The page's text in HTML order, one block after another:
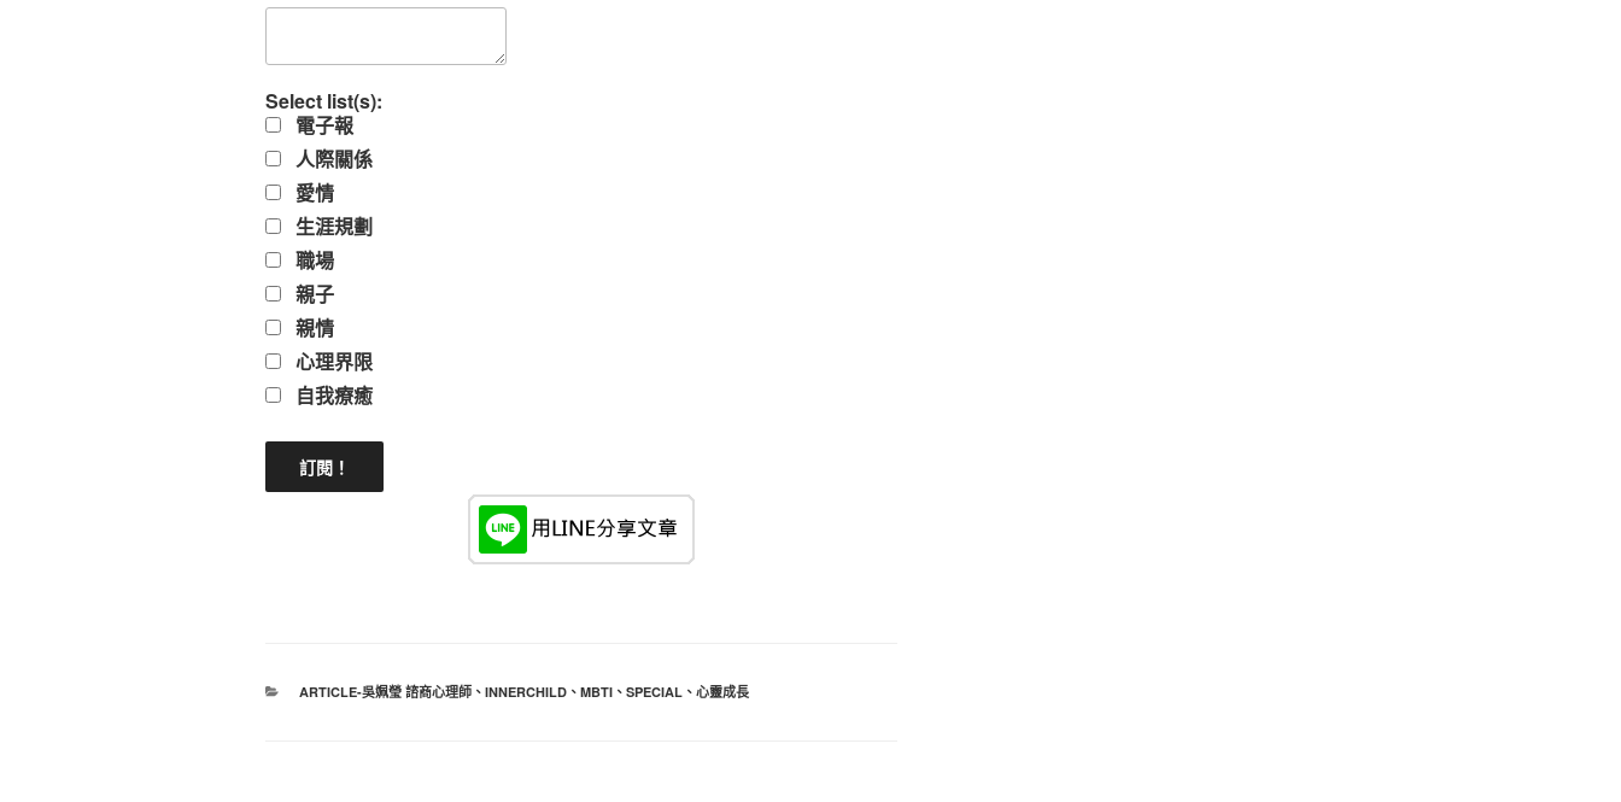
Select list(s):
電子報
人際關係
愛情
生涯規劃
職場
親子
親情
心理界限
自我療癒
分
ARTICLE-吳姵瑩 諮商心理師、 INNERCHILD、 MBTI、 SPECIAL、 心靈成長